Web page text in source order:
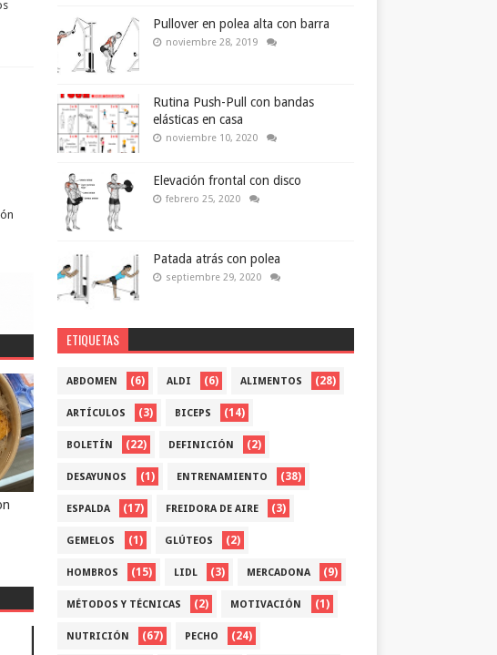
Pullover en polea alta con barra
noviembre 28, 2019
Rutina Push-Pull con bandas
elásticas en casa
noviembre 10, 2020
Elevación frontal con disco
febrero 25, 2020
Patada atrás con polea
septiembre 29, 2020
ETIQUETAS
ABDOMEN (6) ALDI (6) ALIMENTOS (28)
ARTÍCULOS (3) BICEPS (14)
BOLETÍN (22) DEFINICIÓN (2)
DESAYUNOS (1) ENTRENAMIENTO (38)
ESPALDA (17) FREIDORA DE AIRE (3)
GEMELOS (1) GLÚTEOS (2)
HOMBROS (15) LIDL (3) MERCADONA (9)
MÉTODOS Y TÉCNICAS (2) MOTIVACIÓN (1)
NUTRICIÓN (67) PECHO (24)